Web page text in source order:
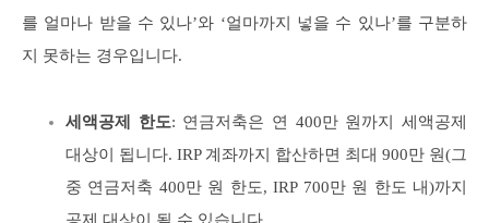
를 얼마나 받을 수 있나’와 ‘얼마까지 넣을 수 있나’를 구분하
지 못하는 경우입니다.
세액공제 한도: 연금저축은 연 400만 원까지 세액공제
대상이 됩니다. IRP 계좌까지 합산하면 최대 900만 원(그
중 연금저축 400만 원 한도, IRP 700만 원 한도 내)까지
공제 대상이 될 수 있습니다.